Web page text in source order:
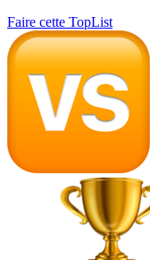
Faire cette TopList